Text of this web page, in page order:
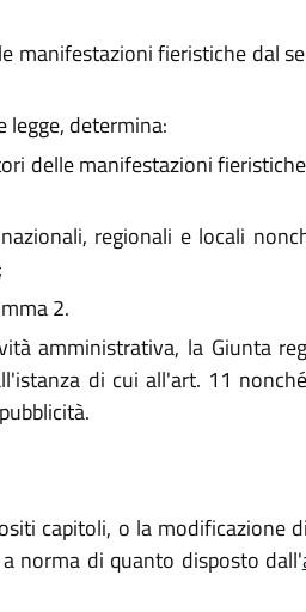
manifestazioni fieristiche dal
legge, determina:
delle manifestazioni
regionali e locali
2.
amministrativa, la Giunta
di cui all'art. 11
capitoli, o la modificazione
norma di quanto disposto dall'